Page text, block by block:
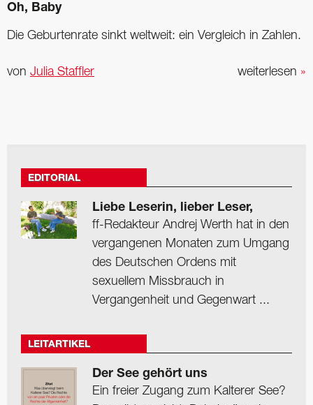
Oh, Baby
Die Geburtenrate sinkt weltweit: ein Vergleich in Zahlen.
weiterlesen »
von Julia Staffler
EDITORIAL
Liebe Leserin, lieber Leser,
ff-Redakteur Andrej Werth hat in den
vergangenen Monaten zum Umgang
des Deutschen Ordens mit
sexuellem Missbrauch in
Vergangenheit und Gegenwart ...
LEITARTIKEL
Der See gehört uns
Ein freier Zugang zum Kalterer See?